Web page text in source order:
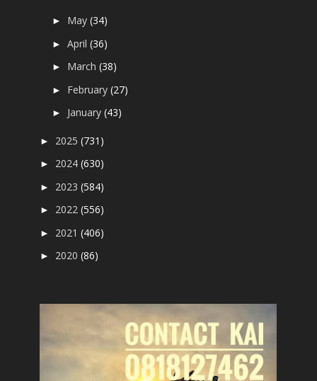
► May(34)
►April(36)
► March(38)
► February(27)
► January(43)
► 2025(731)
► 2024(630)
► 2023(584)
► 2022(556)
► 2021(406)
► 2020(86)